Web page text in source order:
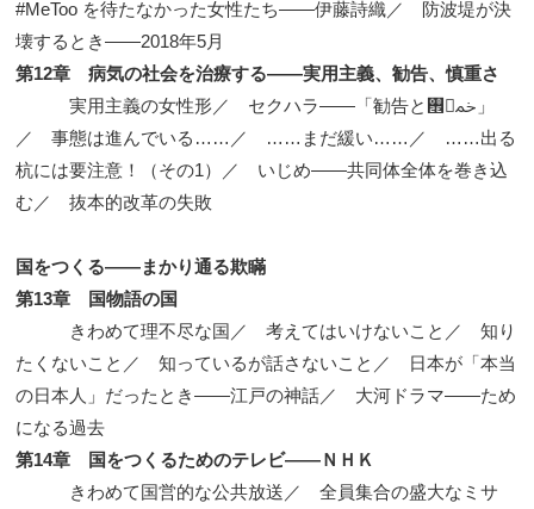
#MeToo を待たなかった女性たち——伊藤詩織／ 防波堤が決
壊するとき——2018年5月
第12章 病気の社会を治療する——実用主義、勧告、慎重さ
実用主義の女性形／ セクハラ——「勧告と࠮ﲬ」
／ 事態は進んでいる……／ ……まだ緩い……／ ……出る
杭には要注意！（その1）／ いじめ——共同体全体を巻き込
む／ 抜本的改革の失敗
国をつくる——まかり通る欺瞞
第13章 国物語の国
きわめて理不尽な国／ 考えてはいけないこと／ 知り
たくないこと／ 知っているが話さないこと／ 日本が「本当
の日本人」だったとき——江戸の神話／ 大河ドラマ——ため
になる過去
第14章 国をつくるためのテレビ——ＮＨＫ
きわめて国営的な公共放送／ 全員集合の盛大なミサ